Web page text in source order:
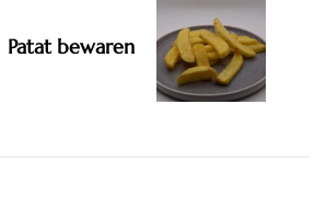
Patat bewaren